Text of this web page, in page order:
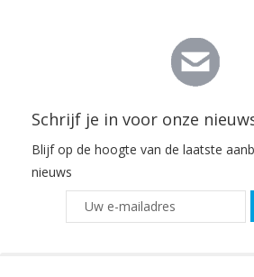
Schrijf je in voor onze
Blijf op de hoogte van de laatste
nieuws